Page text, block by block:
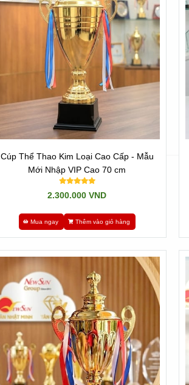
Cúp Thể Thao Kim Loại Cao Cấp - Mẫu
Mới Nhập VIP Cao 70 cm
2.300.000 VND
Mua ngay Thêm vào giỏ hàng